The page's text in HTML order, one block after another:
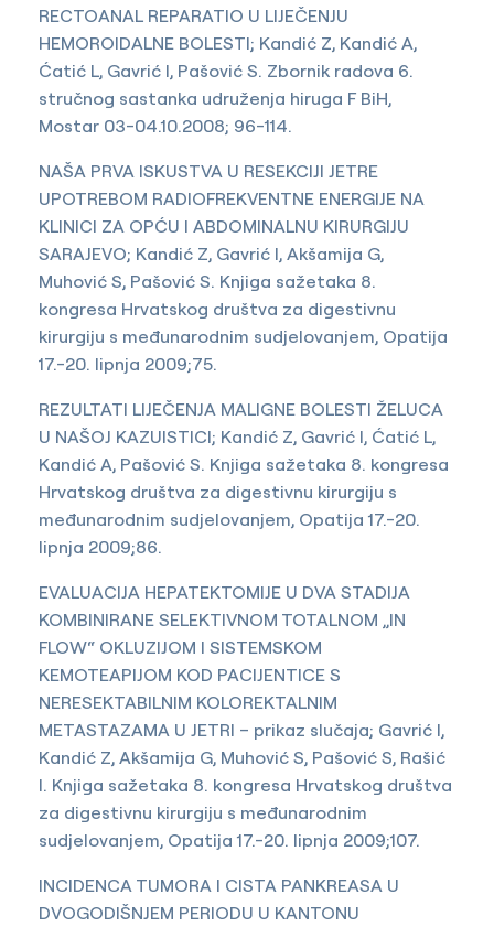
RECTOANAL REPARATIO U LIJEČENJU
HEMOROIDALNE BOLESTI; Kandić Z, Kandić A,
Ćatić L, Gavrić I, Pašović S. Zbornik radova 6.
stručnog sastanka udruženja hiruga F BiH,
Mostar 03-04.10.2008; 96-114.
NAŠA PRVA ISKUSTVA U RESEKCIJI JETRE
UPOTREBOM RADIOFREKVENTNE ENERGIJE NA
KLINICI ZA OPĆU I ABDOMINALNU KIRURGIJU
SARAJEVO; Kandić Z, Gavrić I, Akšamija G,
Muhović S, Pašović S. Knjiga sažetaka 8.
kongresa Hrvatskog društva za digestivnu
kirurgiju s međunarodnim sudjelovanjem, Opatija
17.-20. lipnja 2009;75.
REZULTATI LIJEČENJA MALIGNE BOLESTI ŽELUCA
U NAŠOJ KAZUISTICI; Kandić Z, Gavrić I, Ćatić L,
Kandić A, Pašović S. Knjiga sažetaka 8. kongresa
Hrvatskog društva za digestivnu kirurgiju s
međunarodnim sudjelovanjem, Opatija 17.-20.
lipnja 2009;86.
EVALUACIJA HEPATEKTOMIJE U DVA STADIJA
KOMBINIRANE SELEKTIVNOM TOTALNOM „IN
FLOW“ OKLUZIJOM I SISTEMSKOM
KEMOTEAPIJOM KOD PACIJENTICE S
NERESEKTABILNIM KOLOREKTALNIM
METASTAZAMA U JETRI – prikaz slučaja; Gavrić I,
Kandić Z, Akšamija G, Muhović S, Pašović S, Rašić
I. Knjiga sažetaka 8. kongresa Hrvatskog društva
za digestivnu kirurgiju s međunarodnim
sudjelovanjem, Opatija 17.-20. lipnja 2009;107.
INCIDENCA TUMORA I CISTA PANKREASA U
DVOGODIŠNJEM PERIODU U KANTONU